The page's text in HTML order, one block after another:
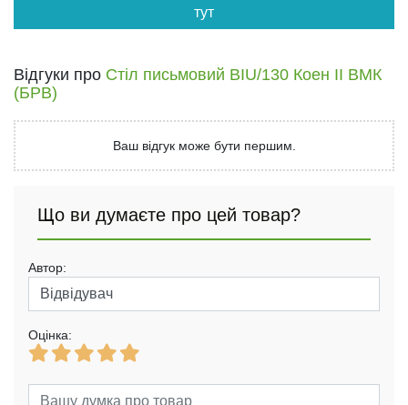
тут
Відгуки про Стіл письмовий BIU/130 Коен II ВМК
(БРВ)
Ваш відгук може бути першим.
Що ви думаєте про цей товар?
Автор:
Оцінка: